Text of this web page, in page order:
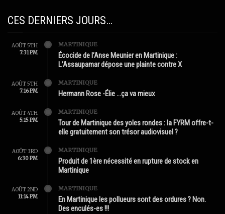
CES DERNIERS JOURS…
AOÛT 5TH
7:31 PM
MARTINIQUE
Écocide de l’Anse Meunier en Martinique :
L’Assaupamar dépose une plainte contre X
AOÛT 5TH
7:16 PM
MARTINIQUE
Hermann Rose -Élie …ça va mieux
AOÛT 4TH
5:15 PM
MARTINIQUE
Tour de Martinique des yoles rondes : la FYRM offre-t-
elle gratuitement son trésor audiovisuel ?
AOÛT 3RD
6:30 PM
MARTINIQUE
Produit de 1ère nécessité en rupture de stock en
Martinique
AOÛT 2ND
11:14 PM
MARTINIQUE
En Martinique les pollueurs sont des ordures ? Non.
Des enculés-es !!!